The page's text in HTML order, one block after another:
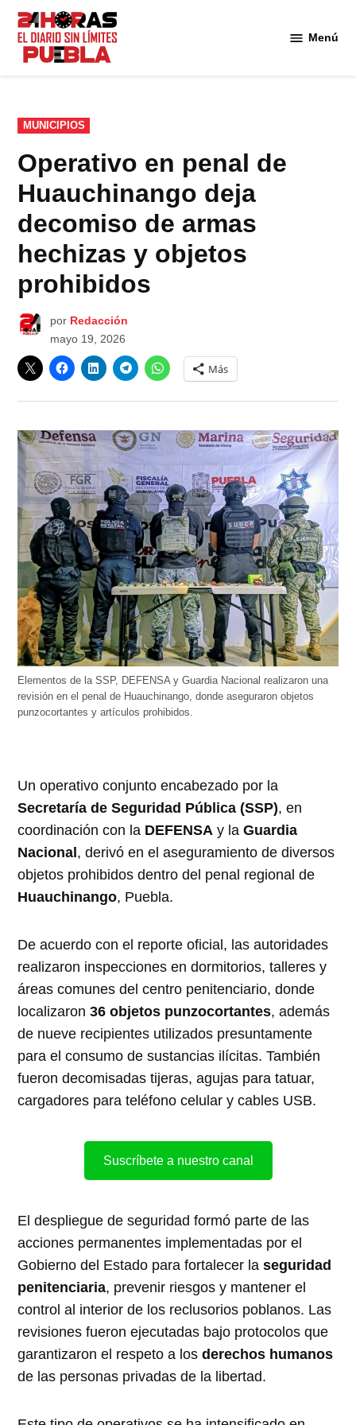
Saltar
contenido
Menú
PUBLICADO
EN
MUNICIPIOS
Operativo en penal de
Huauchinango deja
decomiso de armas
hechizas y objetos
prohibidos
por Redacción
mayo 19, 2026
Más
Elementos de la SSP, DEFENSA y Guardia Nacional realizaron una
revisión en el penal de Huauchinango, donde aseguraron objetos
punzocortantes y artículos prohibidos.
Un operativo conjunto encabezado por la
Secretaría de Seguridad Pública (SSP), en
coordinación con la DEFENSA y laGuardia
Nacional , derivó en el aseguramiento de diversos
objetos prohibidos dentro del penal regional de
Huauchinango, Puebla.
De acuerdo con el reporte oficial, las autoridades
realizaron inspecciones en dormitorios, talleres y
áreas comunes del centro penitenciario, donde
localizaron36 objetos punzocortantes, además
de nueve recipientes utilizados presuntamente
para el consumo de sustancias ilícitas. También
fueron decomisadas tijeras, agujas para tatuar,
cargadores para teléfono celular y cables USB.
Suscríbete a nuestro canal
El despliegue de seguridad formó parte de las
acciones permanentes implementadas por el
Gobierno del Estado para fortalecer laseguridad
penitenciaria, prevenir riesgos y mantener el
control al interior de los reclusorios poblanos. Las
revisiones fueron ejecutadas bajo protocolos que
garantizaron el respeto a losderechos humanos
de las personas privadas de la libertad.